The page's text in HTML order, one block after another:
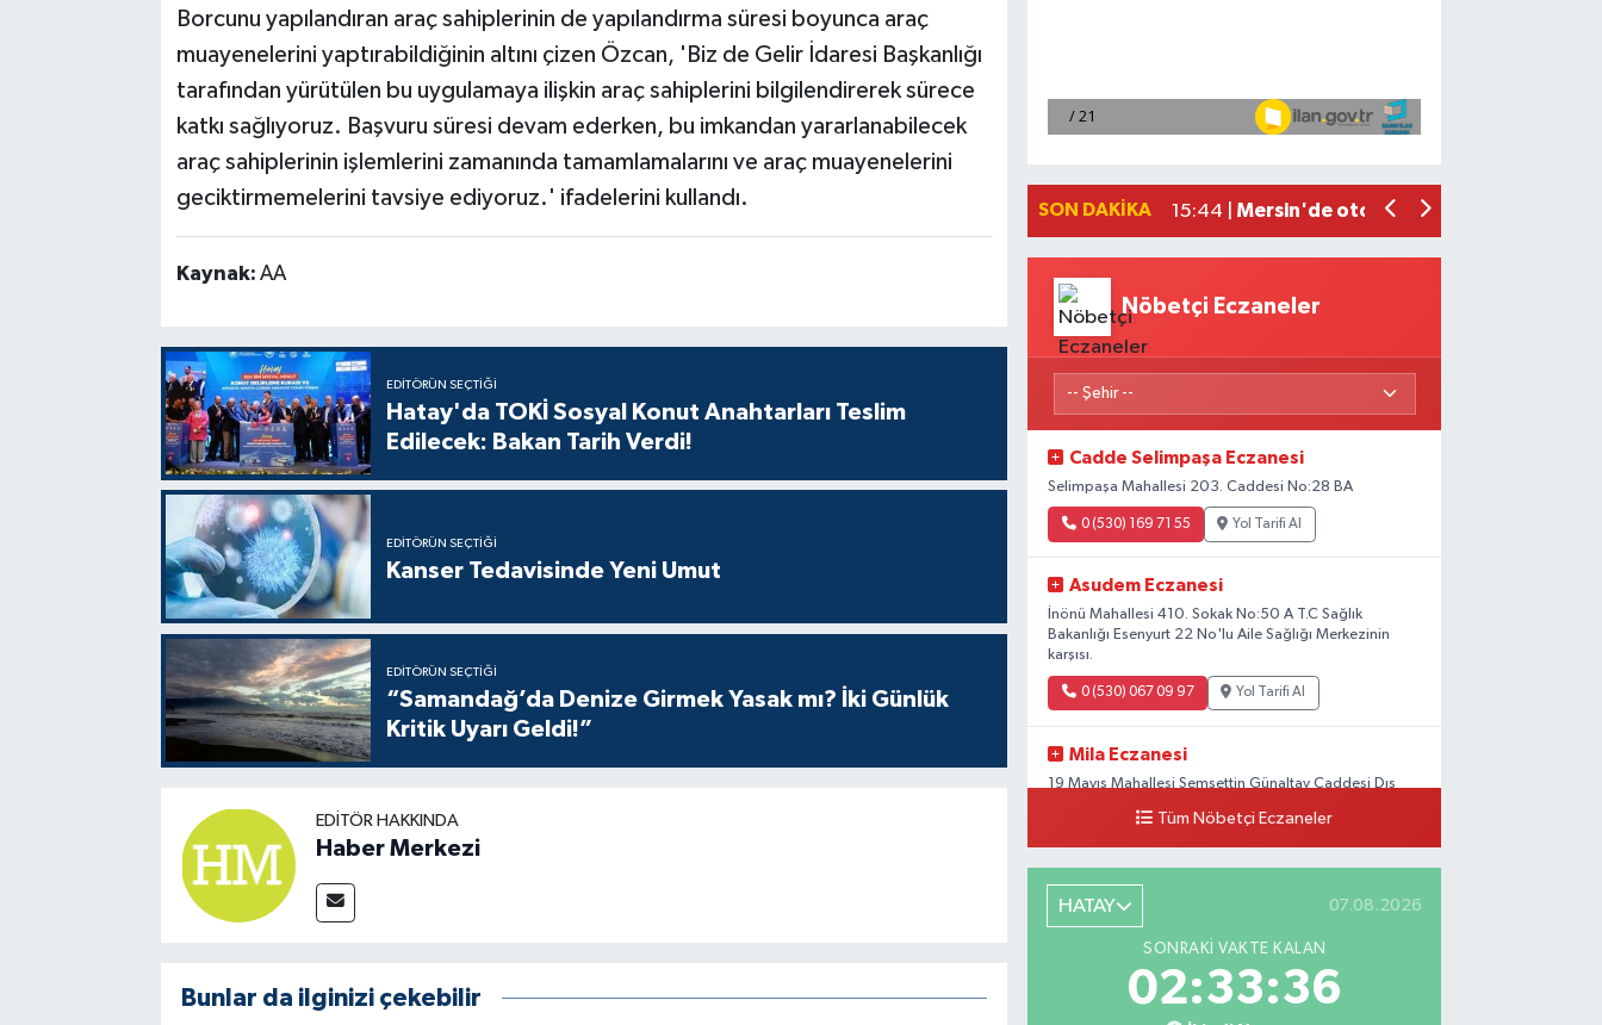
Borcunu yapılandıran araç sahiplerinin de yapılandırma süresi boyunca araç
muayenelerini yaptırabildiğinin altını çizen Özcan, 'Biz de Gelir İdaresi Başkanlığı
tarafından yürütülen bu uygulamaya ilişkin araç sahiplerini bilgilendirerek sürece
katkı sağlıyoruz. Başvuru süresi devam ederken, bu imkandan yararlanabilecek
araç sahiplerinin işlemlerini zamanında tamamlamalarını ve araç muayenelerini
geciktirmemelerini tavsiye ediyoruz.' ifadelerini kullandı.
Kaynak: AA
EDITÖRÜN SEÇTIĞI
Hatay'da TOKİ Sosyal Konut Anahtarları Teslim
Edilecek: Bakan Tarih Verdi!
EDITÖRÜN SEÇTIĞI
Kanser Tedavisinde Yeni Umut
EDITÖRÜN SEÇTIĞI
“Samandağ’da Denize Girmek Yasak mı? İki Günlük
Kritik Uyarı Geldi!”
EDITÖR HAKKINDA
Haber Merkezi
Bunlar da ilginizi çekebilir
SON DAKIKA
Antalya Büyükşehir Belediyesi
15:44 | Mersin'de otomobil ile çarpışan
Nöbetçi Eczaneler
Cadde Selimpaşa Eczanesi
Selimpaşa Mahallesi 203. Caddesi No:28 BA
0 (530) 169 71 55 Yol Tarifi Al
Asudem Eczanesi
İnönü Mahallesi 410. Sokak No:50 A T.C Sağlık
Bakanlığı Esenyurt 22 No'lu Aile Sağlığı Merkezinin
karşısı.
0 (530) 067 09 97 Yol Tarifi Al
Mila Eczanesi
19 Mayıs Mahallesi Şemsettin Günaltay Caddesi Dış
Kasımpaşa Eczanesi
Yahya Kahya Mahallesi Kasımpaşa Bostanı Sokak 18A
Mutfak Ekipmanları Satan Dükkanların Olduğu
Caddede Denizbank'ın Karşısı, Albaraka'nın
Tüm Nöbetçi Eczaneler
HATAY 07.08.2026
SONRAKI VAKTE KALAN
02:33:35